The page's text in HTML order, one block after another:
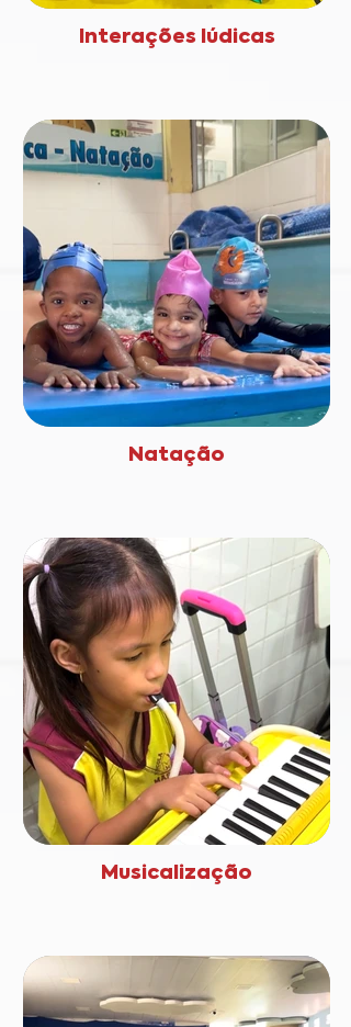
Interações lúdicas
Natação
Musicalização